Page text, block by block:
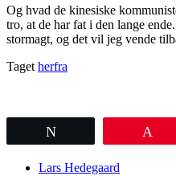
Og hvad de kinesiske
tro, at de har fat i den lange
stormagt, og det vil jeg vende
Taget herfra
Lars Hedegaard